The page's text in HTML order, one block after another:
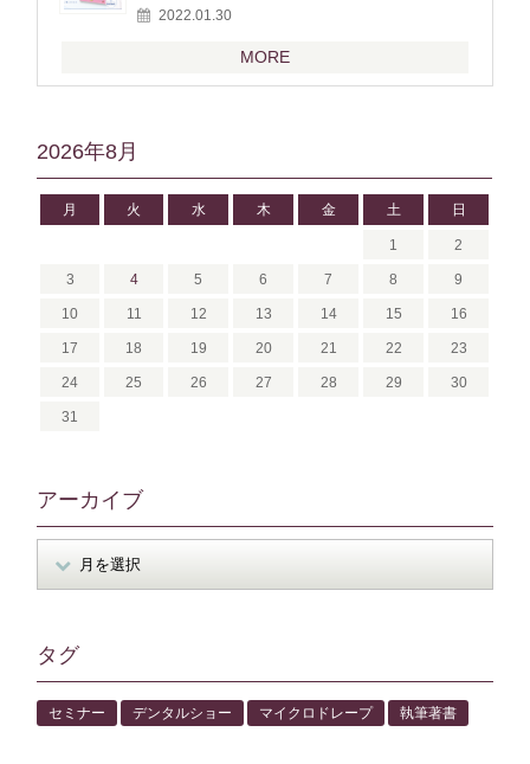
2022.01.30
MORE
2026年8月
月 火 水 木 金 土 日
1 2
3 4 5 6 7 8 9
10 11 12 13 14 15 16
17 18 19 20 21 22 23
24 25 26 27 28 29 30
31
アーカイブ
タグ
セミナー デンタルショー マイクロドレープ 執筆著書